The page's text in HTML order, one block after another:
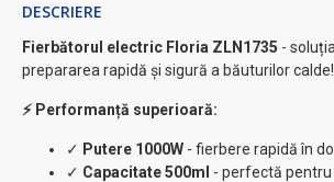
DESCRIERE
Fierbătorul electric Floria ZLN1735 -
prepararea rapidă și sigură a băuturilor calde!
⚡ Performanță superioară:
✓ Putere 1000W - fierbere rapidă în
✓ Capacitate 500ml - perfectă pentru